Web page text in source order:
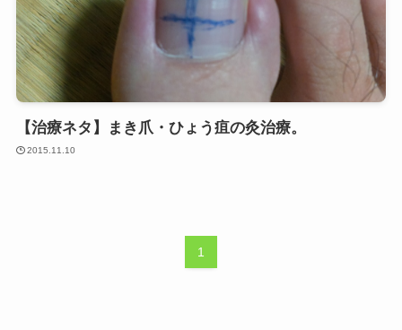
【治療ネタ】まき爪・ひょう疽の灸治療。
2015.11.10
1